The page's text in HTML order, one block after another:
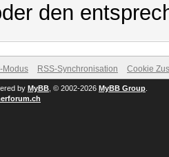
den
Modus RSS-Synchronisation Cookie
by MyBB , © 2002-2026 MyBB Group